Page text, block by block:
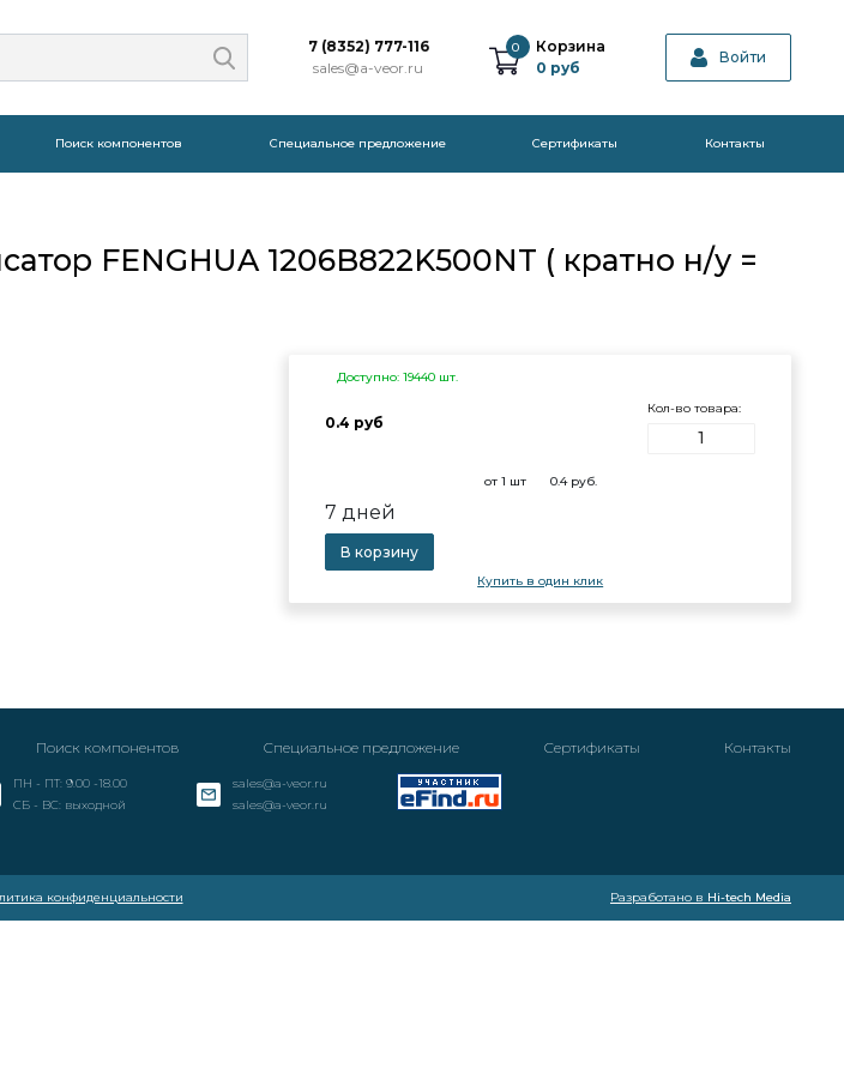
7 (8352) 777-116
sales@a-veor.ru
0
Корзина
0 руб
Войти
Поиск компонентов Специальное предложение Cертификаты Контакты
FENGHUA 1206B822K500NT ( кратно н/у =
Доступно: 19440 шт.
0.4 руб
Кол-во товара:
от 1 шт 0.4руб.
7 дней
В корзину
Купить в один клик
Поиск компонентов Специальное предложение Cертификаты Контакты
ПН - ПТ: 9.00 -18.00
СБ - ВС: выходной
sales@a-veor.ru
sales@a-veor.ru
конфиденциальности Разработано в Hi-tech Media